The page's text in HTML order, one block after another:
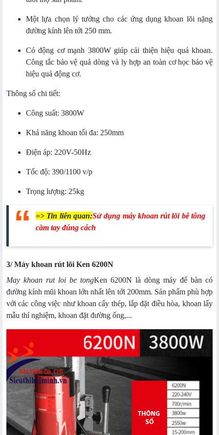
Một lựa chọn lý tưởng cho các ứng dụng khoan lõi nặng
đường kính lên tới 250 mm.
Có động cơ mạnh 3800W giúp cải thiện hiệu quả khoan.
Công tắc bảo vệ quá dòng và ly hợp an toàn cơ học bảo vệ
hiệu quả động cơ.
Thông số chi tiết:
Công suất: 3800W
Khả năng khoan tối đa: 250mm
Điện áp: 220V-50Hz
Tốc độ: 390/1100 v/p
Trọng lượng: 25kg
=> Tin liên quan:Sử dụng máy khoan rút lõi bê tông
cầm tay đúng cách
3/ Máy khoan rút lõi Ken 6200N
May khoan rut loi be tongKen 6200N là dòng máy để bàn có
đường kính mũi khoan lớn nhất lên tới 200mm. Sản phẩm phù hợp
với các công việc như khoan cấy thép, lắp đặt điều hòa, khoan lấy
mẫu thí nghiệm, khoan đặt đường ống,...